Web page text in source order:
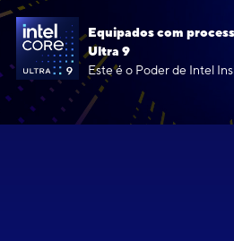
Equipados com
Ultra 9
Este é o Poder de Intel